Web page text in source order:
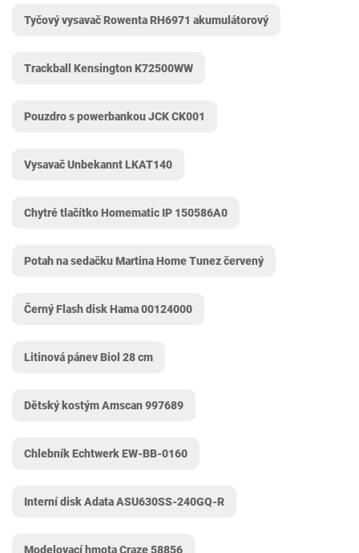
Tyčový vysavač Rowenta RH6971 akumulátorový
Trackball Kensington ‎K72500WW
Pouzdro s powerbankou JCK CK001
Vysavač Unbekannt LKAT140
Chytré tlačítko Homematic IP 150586A0
Potah na sedačku Martina Home Tunez červený
Černý Flash disk Hama 00124000
Litinová pánev Biol 28 cm
Dětský kostým Amscan 997689
Chlebník Echtwerk EW-BB-0160
Interní disk Adata ASU630SS-240GQ-R
Modelovací hmota Craze 58856